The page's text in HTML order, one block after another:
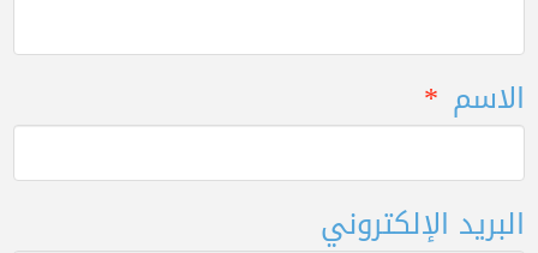
الاسم *
البريد الإلكتروني